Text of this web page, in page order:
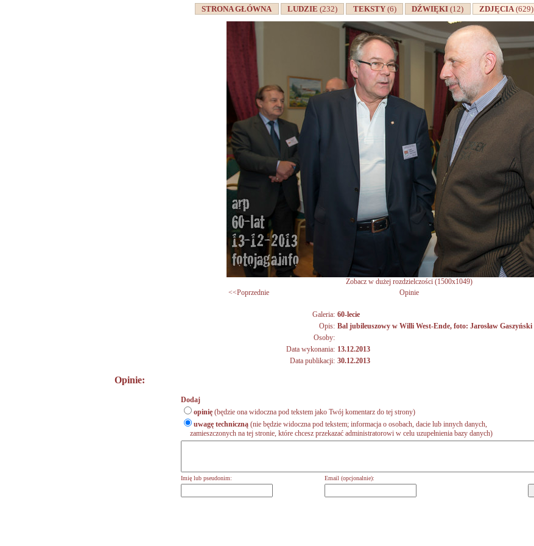
STRONA GŁÓWNA LUDZIE(232) TEKSTY (6) DŹWIĘKI(12) ZDJĘCIA(629)
Zobacz w dużej rozdzielczości (1500x1049)
<<Poprzednie
Opinie
Galeria: 60-lecie
Opis: Bal jubileuszowy w Willi West-Ende, foto: Jarosław Gaszyński
Osoby:
Data wykonania: 13.12.2013
Data publikacji: 30.12.2013
Opinie:
Dodaj
opinię (będzie ona widoczna pod tekstem jako Twój komentarz do tej strony)
uwagę techniczną (nie będzie widoczna pod tekstem; informacja o osobach, dacie lub innych danych,
zamieszczonych na tej stronie, które chcesz przekazać administratorowi w celu uzupełnienia bazy danych)
Imię lub pseudonim: Email (opcjonalnie):